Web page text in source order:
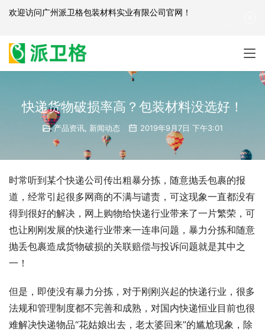
快递货物破损率高？包装材料没选好！
产品资讯 新闻动态 2019年9月7日 下午3:01
时常听到某个快递公司传出粗暴分拣，随意抛丢包裹的报
道，经常引起很多网商的不满与谴责，可这现象一直都没有
得到很好的解决，网上购物给快递行业带来了一片繁荣，可
也让刚刚发展的快递行业带来一连串问题，暴力分拣和随意
抛丢包裹造成货物破损的关联赔偿与投诉问题就是其中之
一！
但是，即使没有暴力分拣，对于刚刚兴起的快递行业，很多
法规和管理制度都不完善和成熟，对国内快递恒业目前也很
难解决快递物品“花姑娘出去，老太婆回来”的尴尬现象，除
欢迎访问广州派卫格包装材料实业有限公司官网 ！